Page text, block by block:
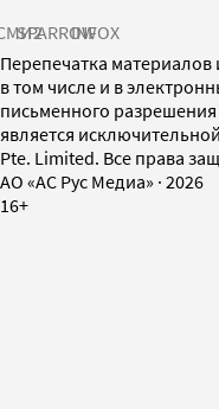
SPARROWINFOX
Перепечатка
в том числе и в
письменного
является
Pte. Limited. Все права
AO «АС Рус Медиа» · 2026
16+